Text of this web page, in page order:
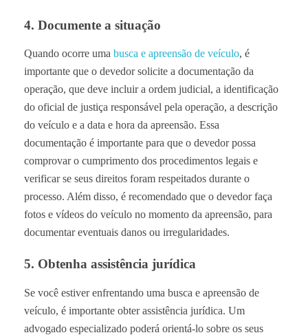
4. Documente a situação
Quando ocorre uma busca e apreensão de veículo, é
importante que o devedor solicite a documentação da
operação, que deve incluir a ordem judicial, a identificação
do oficial de justiça responsável pela operação, a descrição
do veículo e a data e hora da apreensão. Essa
documentação é importante para que o devedor possa
comprovar o cumprimento dos procedimentos legais e
verificar se seus direitos foram respeitados durante o
processo. Além disso, é recomendado que o devedor faça
fotos e vídeos do veículo no momento da apreensão, para
documentar eventuais danos ou irregularidades.
5. Obtenha assistência jurídica
Se você estiver enfrentando uma busca e apreensão de
veículo, é importante obter assistência jurídica. Um
advogado especializado poderá orientá-lo sobre os seus